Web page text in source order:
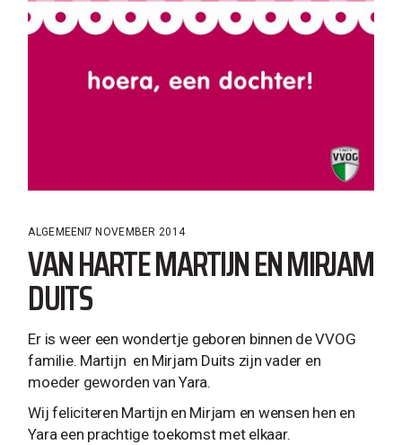
ALGEMEEN 7 NOVEMBER 2014
VAN HARTE MARTIJN EN MIRJAM
DUITS
Er is weer een wondertje geboren binnen de VVOG
familie. Martijn en Mirjam Duits zijn vader en
moeder geworden van Yara.
Wij feliciteren Martijn en Mirjam en wensen hen en
Yara een prachtige toekomst met elkaar.